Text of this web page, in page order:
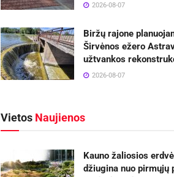
2026-08-07
Biržų rajone
Širvėnos ežero
užtvankos
2026-08-07
Vietos Naujienos
Kauno žaliosios
džiugina nuo pirmųjų